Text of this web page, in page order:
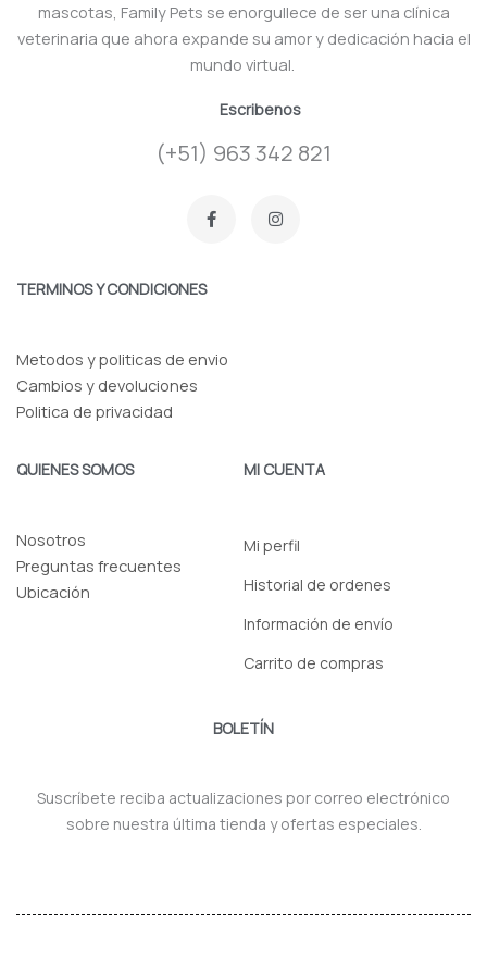
mascotas, Family Pets se enorgullece de ser una clínica
veterinaria que ahora expande su amor y dedicación hacia el
mundo virtual.
Escribenos
(+51) 963 342 821
a
c
n
TERMINOS Y CONDICIONES
Metodos y politicas de envio
Cambios y devoluciones
Politica de privacidad
QUIENES SOMOS
Nosotros
Preguntas frecuentes
Ubicación
MI CUENTA
Mi perfil
Historial de ordenes
Información de envío
Carrito de compras
BOLETÍN
Suscríbete reciba actualizaciones por correo electrónico
sobre nuestra última tienda y ofertas especiales.